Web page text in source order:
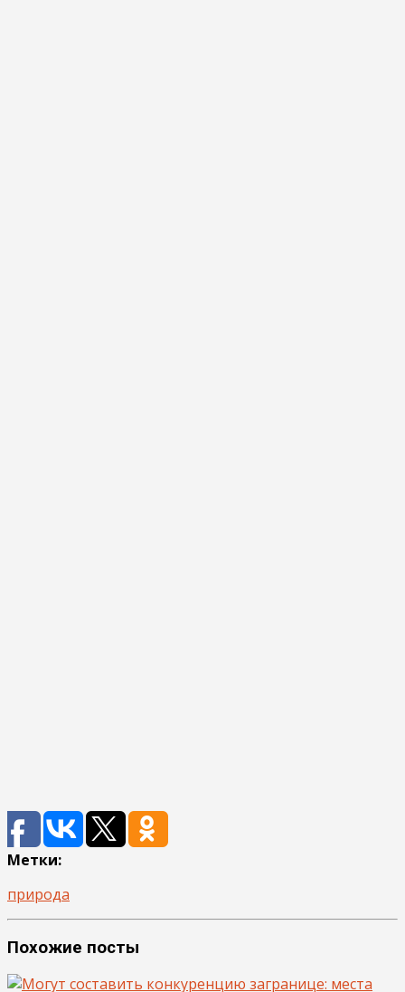
Метки:
природа
Похожие посты